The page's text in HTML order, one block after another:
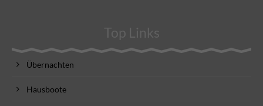
Top Links
Übernachten
Hausboote